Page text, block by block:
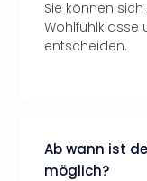
Sie können
Wohlfühlklasse
entscheiden.
Ab wann ist
möglich?